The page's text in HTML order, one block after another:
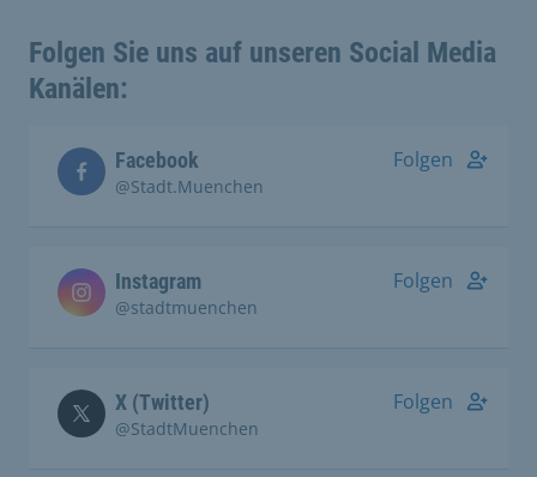
Folgen Sie uns auf unseren Social Media
Kanälen:
Facebook
@Stadt.Muenchen
Folgen
Instagram
@stadtmuenchen
Folgen
X (Twitter)
@StadtMuenchen
Folgen